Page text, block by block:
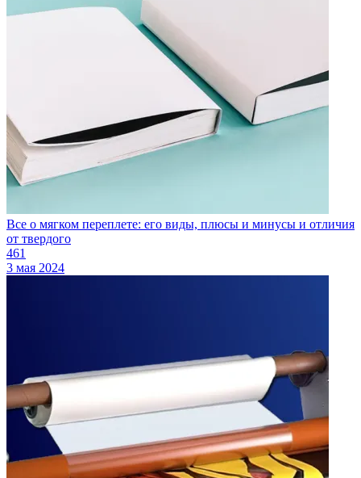
Все о мягком переплете: его виды, плюсы и минусы и отличия
от твердого
461
3 мая 2024